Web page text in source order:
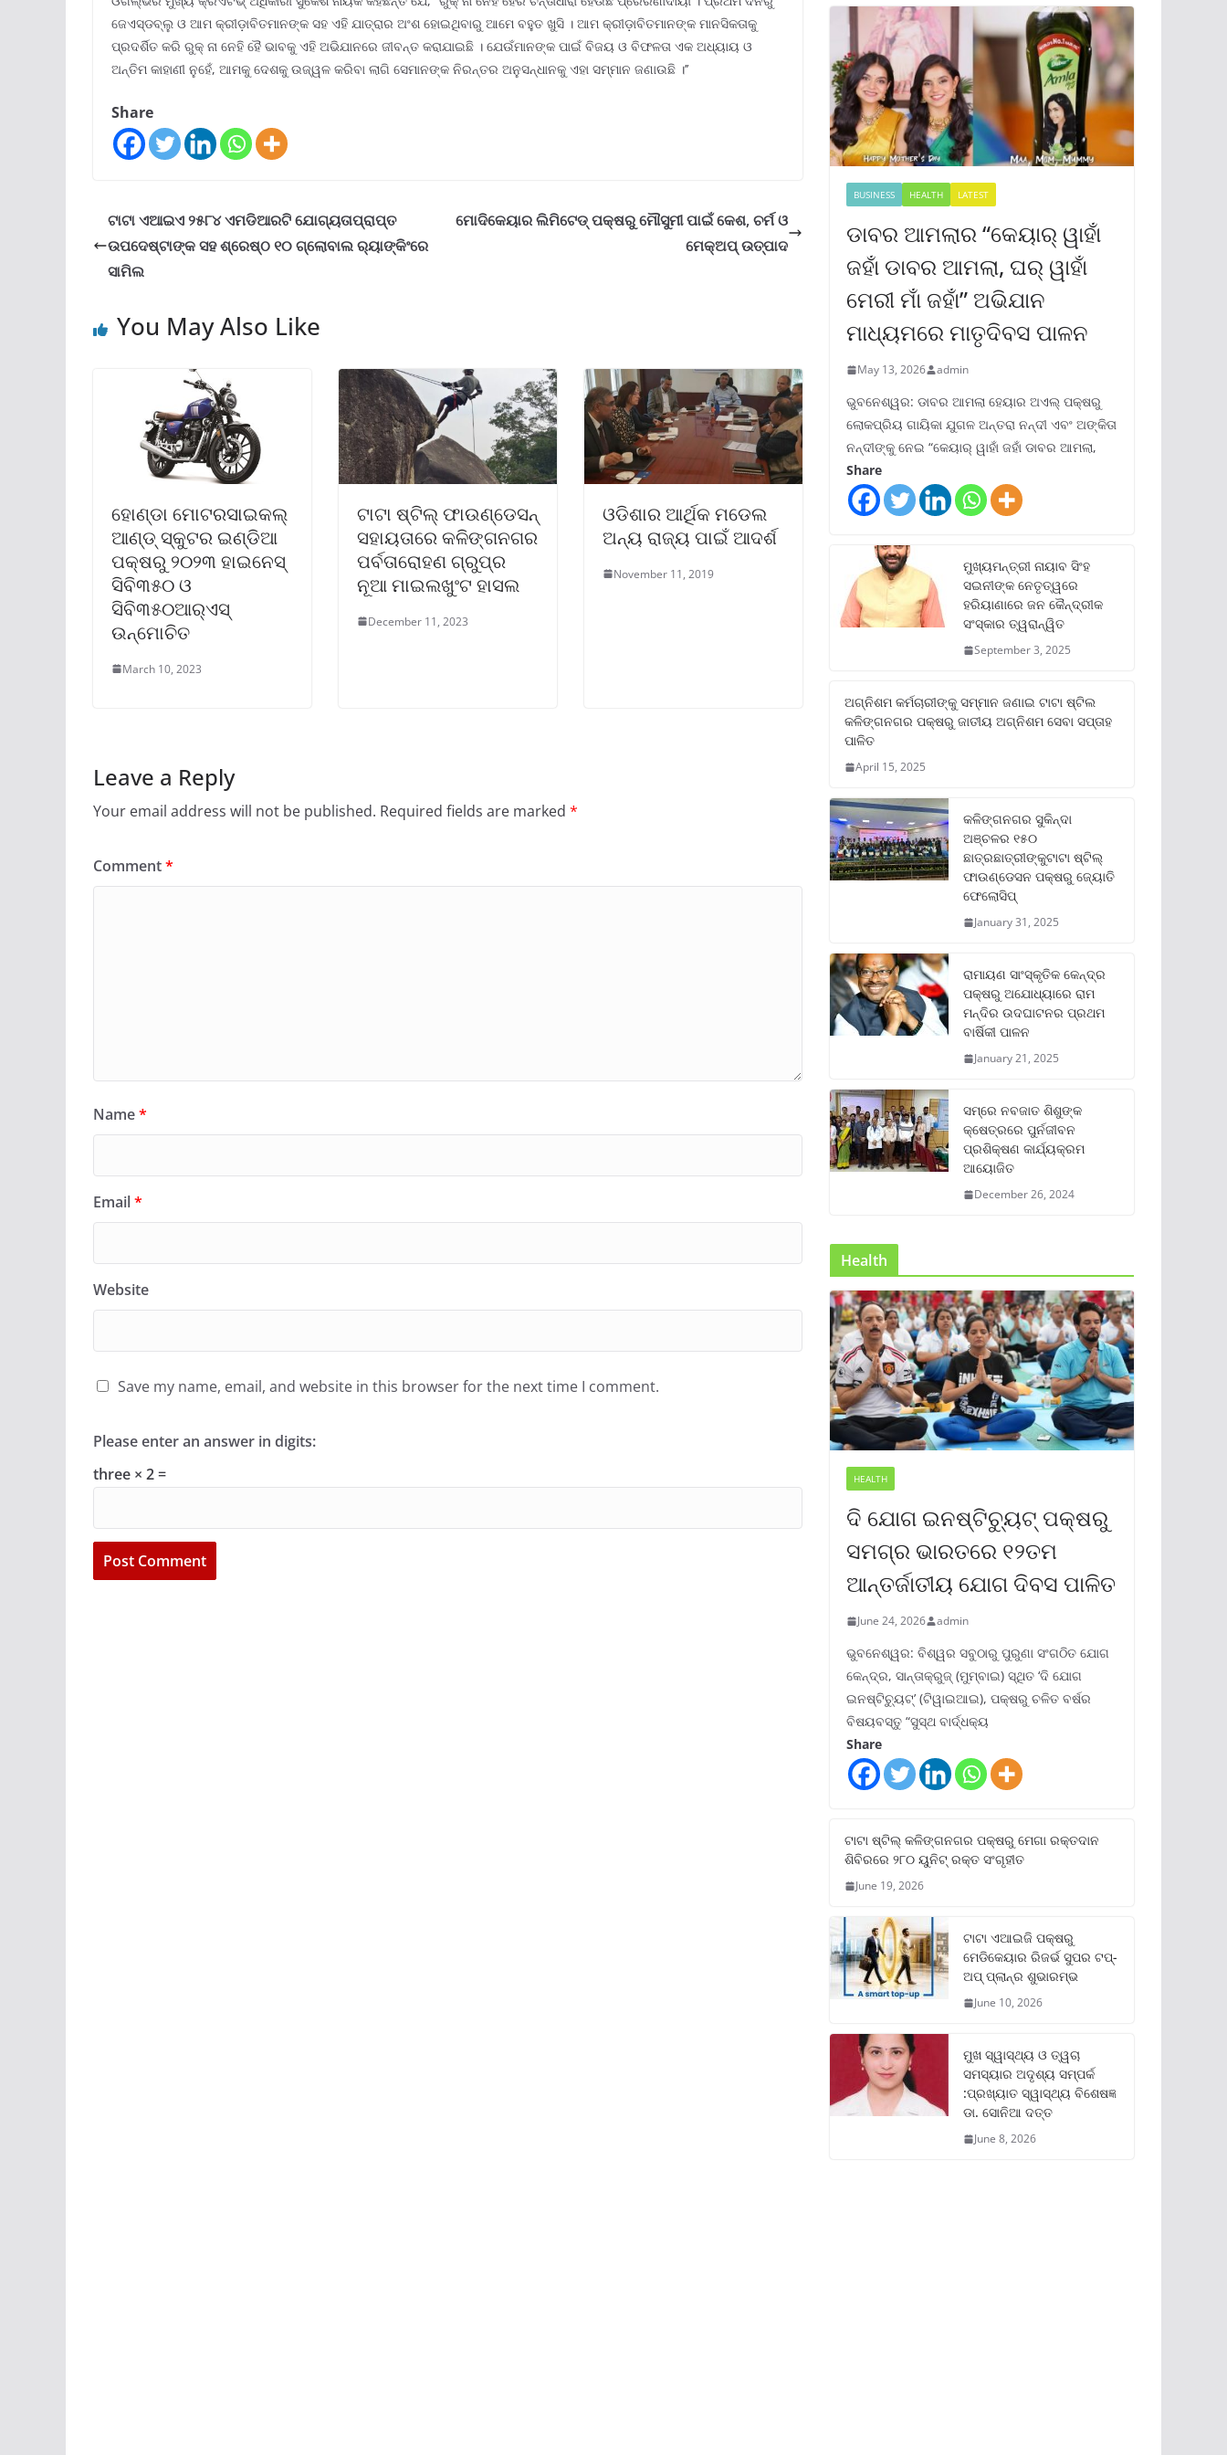
ଜେଏସ୍‌ଡବ୍ଲୁ ଓ ଆମ କ୍ରୀଡ଼ାବିତମାନଙ୍କ ସହ ଏହି ଯାତ୍ରାର ଅଂଶ ହୋଇଥିବାରୁ ଆମେ ବହୁତ ଖୁସି । ଆମ କ୍ରୀଡ଼ାବିତମାନଙ୍କ ମାନସିକତାକୁ
ପ୍ରଦର୍ଶିତ କରି ରୁକ୍ ନା ନେହି ହୈ ଭାବକୁ ଏହି ଅଭିଯାନରେ ଜୀବନ୍ତ କରାଯାଇଛି । ଯେଉଁମାନଙ୍କ ପାଇଁ ବିଜୟ ଓ ବିଫଳତା ଏକ ଅଧ୍ୟାୟ ଓ
ଅନ୍ତିମ କାହାଣୀ ନୁହେଁ, ଆମକୁ ଦେଶକୁ ଉଜ୍ୱଳ କରିବା ଲାଗି ସେମାନଙ୍କ ନିରନ୍ତର ଅନୁସନ୍ଧାନକୁ ଏହା ସମ୍ମାନ ଜଣାଉଛି ।’’
Share
ଟାଟା ଏଆଇଏ ୨୫୮୪ ଏମଡିଆରଟି ଯୋଗ୍ୟତାପ୍ରାପ୍ତ
ଉପଦେଷ୍ଟାଙ୍କ ସହ ଶ୍ରେଷ୍ଠ ୧୦ ଗ୍ଲୋବାଲ ର‌୍ୟାଙ୍କିଂରେ
ସାମିଲ
ମୋଦିକେୟାର ଲିମିଟେଡ୍ ପକ୍ଷରୁ ମୌସୁମୀ ପାଇଁ କେଶ, ଚର୍ମ ଓ
ମେକ୍‌ଅପ୍ ଉତ୍ପାଦ
You May Also Like
ହୋଣ୍ଡା ମୋଟରସାଇକଲ୍
ଆଣ୍ଡ୍ ସ୍କୁଟର ଇଣ୍ଡିଆ
ପକ୍ଷରୁ ୨୦୨୩ ହାଇନେସ୍
ସିବି୩୫୦ ଓ
ସିବି୩୫୦ଆର୍‌ଏସ୍
ଉନ୍ମୋଚିତ
March 10, 2023
ଟାଟା ଷ୍ଟିଲ୍ ଫାଉଣ୍ଡେସନ୍
ସହାୟତାରେ କଳିଙ୍ଗନଗର
ପର୍ବତାରୋହଣ ଗ୍ରୁପ୍‌ର
ନୂଆ ମାଇଲଖୁଂଟ ହାସଲ
December 11, 2023
ଓଡିଶାର ଆର୍ଥିକ ମଡେଲ
ଅନ୍ୟ ରାଜ୍ୟ ପାଇଁ ଆଦର୍ଶ
November 11, 2019
Leave a Reply
Your email address will not be published. Required fields are marked *
Comment*
Name*
Email*
Website
Save my name, email, and website in this browser for the next time I comment.
Please enter an answer in digits:
three × 2 =
BUSINESS HEALTH LATEST
ଡାବର ଆମଲାର “କେୟାର୍ ୱାହାଁ
ଜହାଁ ଡାବର ଆମଲା, ଘର୍ ୱାହାଁ
ମେରୀ ମାଁ ଜହାଁ” ଅଭିଯାନ
ମାଧ୍ୟମରେ ମାତୃଦିବସ ପାଳନ
May 13, 2026 admin
ଭୁବନେଶ୍ୱର: ଡାବର ଆମଲା ହେୟାର ଅଏଲ୍ ପକ୍ଷରୁ
ଲୋକପ୍ରିୟ ଗାୟିକା ଯୁଗଳ ଅନ୍ତରା ନନ୍ଦୀ ଏବଂ ଅଙ୍କିତା
ନନ୍ଦୀଙ୍କୁ ନେଇ “କେୟାର୍ ୱାହାଁ ଜହାଁ ଡାବର ଆମଲା,
Share
ମୁଖ୍ୟମନ୍ତ୍ରୀ ନାୟାବ ସିଂହ
ସଇନୀଙ୍କ ନେତୃତ୍ୱରେ
ହରିୟାଣାରେ ଜନ କୈନ୍ଦ୍ରୀକ
ସଂସ୍କାର ତ୍ୱରାନ୍ୱିତ
September 3, 2025
ଅଗ୍ନିଶମ କର୍ମଚାରୀଙ୍କୁ ସମ୍ମାନ ଜଣାଇ ଟାଟା ଷ୍ଟିଲ
କଳିଙ୍ଗନଗର ପକ୍ଷରୁ ଜାତୀୟ ଅଗ୍ନିଶମ ସେବା ସପ୍ତାହ
ପାଳିତ
April 15, 2025
କଳିଙ୍ଗନଗର ସୁକିନ୍ଦା
ଅଞ୍ଚଳର ୧୫୦
ଛାତ୍ରଛାତ୍ରୀଙ୍କୁଟାଟା ଷ୍ଟିଲ୍
ଫାଉଣ୍ଡେସନ ପକ୍ଷରୁ ଜ୍ୟୋତି
ଫେଲୋସିପ୍‌
January 31, 2025
ରାମାୟଣ ସାଂସ୍କୃତିକ କେନ୍ଦ୍ର
ପକ୍ଷରୁ ଅଯୋଧ୍ୟାରେ ରାମ
ମନ୍ଦିର ଉଦଘାଟନର ପ୍ରଥମ
ବାର୍ଷିକୀ ପାଳନ
January 21, 2025
ସମ୍‌ରେ ନବଜାତ ଶିଶୁଙ୍କ
କ୍ଷେତ୍ରରେ ପୁର୍ନଜୀବନ
ପ୍ରଶିକ୍ଷଣ କାର୍ଯ୍ୟକ୍ରମ
ଆୟୋଜିତ
December 26, 2024
Health
HEALTH
ଦି ଯୋଗ ଇନଷ୍ଟିଚ୍ୟୁଟ୍ ପକ୍ଷରୁ
ସମଗ୍ର ଭାରତରେ ୧୨ତମ
ଆନ୍ତର୍ଜାତୀୟ ଯୋଗ ଦିବସ ପାଳିତ
June 24, 2026 admin
ଭୁବନେଶ୍ୱର: ବିଶ୍ୱର ସବୁଠାରୁ ପୁରୁଣା ସଂଗଠିତ ଯୋଗ
କେନ୍ଦ୍ର, ସାନ୍ତାକ୍ରୁଜ୍ (ମୁମ୍ବାଇ) ସ୍ଥିତ ‘ଦି ଯୋଗ
ଇନଷ୍ଟିଚ୍ୟୁଟ୍‌’ (ଟିୱାଇଆଇ), ପକ୍ଷରୁ ଚଳିତ ବର୍ଷର
ବିଷୟବସ୍ତୁ “ସୁସ୍ଥ ବାର୍ଦ୍ଧକ୍ୟ
Share
ଟାଟା ଷ୍ଟିଲ୍‌ କଳିଙ୍ଗନଗର ପକ୍ଷରୁ ମେଗା ରକ୍ତଦାନ
ଶିବିରରେ ୨୮୦ ୟୁନିଟ୍‌ ରକ୍ତ ସଂଗୃହୀତ
June 19, 2026
ଟାଟା ଏଆଇଜି ପକ୍ଷରୁ
ମେଡିକେୟାର ରିଜର୍ଭ ସୁପର ଟପ୍‌-
ଅପ୍ ପ୍ଲାନ୍‌ର ଶୁଭାରମ୍ଭ
June 10, 2026
ମୁଖ ସ୍ୱାସ୍ଥ୍ୟ ଓ ତ୍ୱଚା
ସମସ୍ୟାର ଅଦୃଶ୍ୟ ସମ୍ପର୍କ
:ପ୍ରଖ୍ୟାତ ସ୍ୱାସ୍ଥ୍ୟ ବିଶେଷଜ୍ଞ
ଡା. ସୋନିଆ ଦତ୍ତ
June 8, 2026